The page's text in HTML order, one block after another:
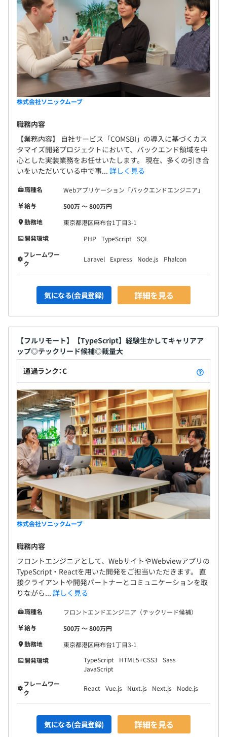
Docker、Terraform、AWS CloudFormation、Ansible、
Amazon ECS、Zabbix、Prometheus
Elasticsearch、Amazon Kinesis
・即戦力になれる方はプロジェクトのブレーンとなってご
・経験の浅い方は先輩社員と一緒に学びながら成長してい
ただきます。
・服装・髪型も自由で、風通しの良い環境です。社内では
経営者やスタッフとの距離も近く、相談や提案のしやすい
フラットな会社です。また、広いデスク、デュアルディス
プレイ等、開発環境にもこだわっており、必要な技術書は
会社負担で購入することが可能です。
・新しい技術やノウハウ、知識を社内のメンバーで共有し
ていく社風があります。
年に2度”査定面談”を実施。当社独自の人事考課表やスキ
ルシートを用いて、多角評価をしています。
社員の約半数がエンジニアで構成されています。
平均3名～5名で開発を行っております。
1プロジェクトの単位期間はおよそ3ヶ月くらいです。
無期雇用
試用期間3ヶ月（給与は本採用時と同額）
株式会社ソニックムーブ
職務内容
【業務内容】 自社サービス「COMSBI」の導入に基づくカス
タマイズ開発プロジェクトにおいて、バックエンド領域を中
心とした実装業務をお任せいたします。 現在、多くの引き合
いをいただいている中で事... 詳しく見る
職種名
Webアプリケーション「バックエンドエンジニア」
給与
500万 〜 800万円
勤務地
東京都港区麻布台1丁目3-1
開発環境
PHP TypeScript
SQL
フレームワー
ク
Laravel Express Node.js Phalcon
気になる(会員登録) 詳細を見る
【フルリモート】【TypeScript】経験生かしてキャリアア
ップ◎テックリード候補◎裁量大
通過ランク：C
株式会社ソニックムーブ
職務内容
フロントエンジニアとして、WebサイトやWebviewアプリの
TypeScript・Reactを用いた開発をご担当いただきます。 直
接クライアントや開発パートナーとコミュニケーションを取
りながら... 詳しく見る
職種名
フロントエンドエンジニア（テックリード候補）
給与
500万 〜 800万円
勤務地
東京都港区麻布台1丁目3-1
開発環境
TypeScript HTML5+CSS3
Sass
JavaScript
フレームワー
ク
React Vue.js Nuxt.js Next.js Node.js
気になる(会員登録) 詳細を見る